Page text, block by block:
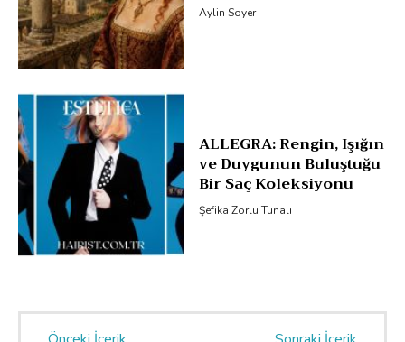
Aylin Soyer
ALLEGRA: Rengin, Işığın
ve Duygunun Buluştuğu
Bir Saç Koleksiyonu
Şefika Zorlu Tunalı